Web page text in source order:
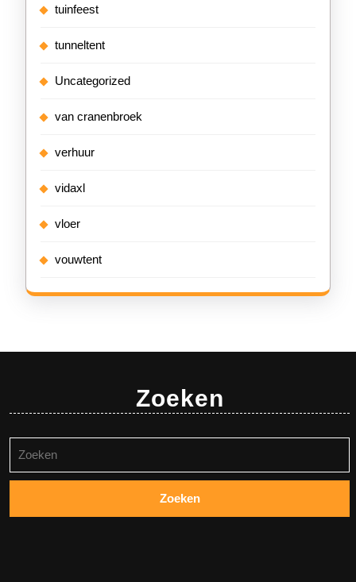
tuinfeest
tunneltent
Uncategorized
van cranenbroek
verhuur
vidaxl
vloer
vouwtent
Zoeken
naar: